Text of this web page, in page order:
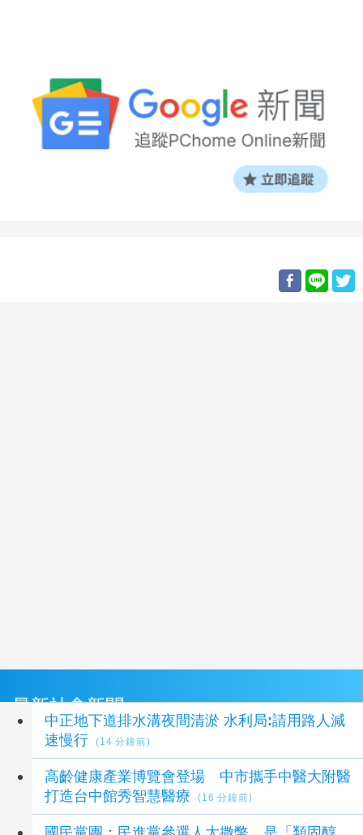
最新社會新聞
中正地下道排水溝夜間清淤 水利局:請用路人減
速慢行
(14 分鐘前)
高齡健康產業博覽會登場 中市攜手中醫大附醫
打造台中館秀智慧醫療
(16 分鐘前)